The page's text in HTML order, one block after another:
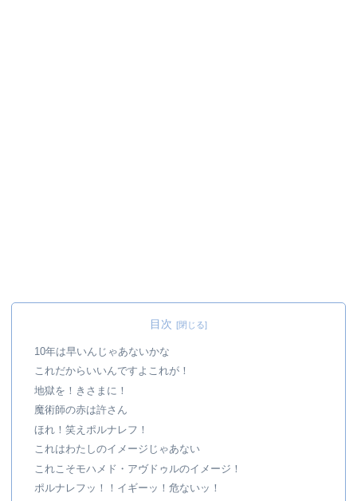
目次
10年は早いんじゃあないかな
これだからいいんですよこれが！
地獄を！きさまに！
魔術師の赤は許さん
ほれ！笑えポルナレフ！
これはわたしのイメージじゃあない
これこそモハメド・アヴドゥルのイメージ！
ポルナレフッ！！イギーッ！危ないッ！